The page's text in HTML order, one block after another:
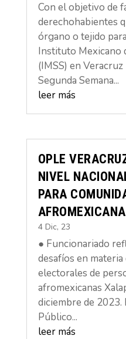
Con el objetivo de
derechohabientes
órgano o tejido
Instituto Mexicano
(IMSS) en
Segunda Semana...
leer más
OPLE
NIVEL
PARA
4 Dic, 23
● Funcionariado
desafíos en
electorales de
afromexicanas
diciembre de 2023.
Público...
leer más